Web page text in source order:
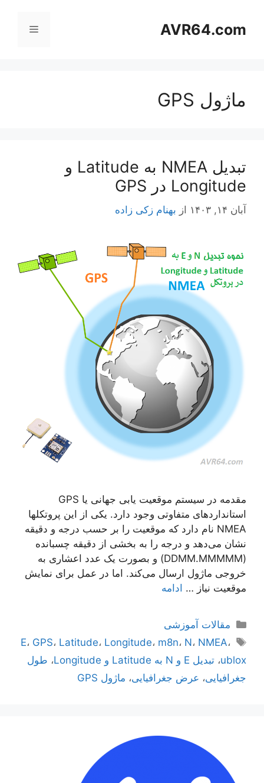
محتواAVR64.com فهرست
ماژول GPS
تبدیل NMEA به Latitude و
Longitude در GPS
آبان ۱۴, ۱۴۰۳ از بهنام زکی زاده
مقدمه در سیستم موقعیت یابی جهانی یا GPS
استانداردهای متفاوتی وجود دارد. یکی از این پروتکلها
NMEA نام دارد که موقعیت را بر حسب درجه و دقیقه
نشان می‌دهد و درجه را به بخشی از دقیقه چسبانده
(DDMM.MMMMM) و بصورت یک عدد اعشاری به
خروجی ماژول ارسال می‌کند. اما در عمل برای نمایش
موقعیت نیاز … ادامه
دسته‌ها
مقالات آموزشی
برچسب‌ها
E، GPS، Latitude، Longitude، m8n، N، NMEA،
ublox، تبدیل E و N به Latitude و Longitude ، طول
جغرافیایی، عرض جغرافیایی، ماژول GPS